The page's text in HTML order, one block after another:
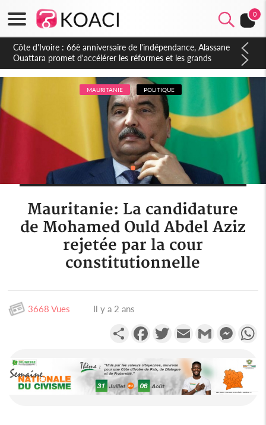
0
Côte d'Ivoire : À Abidjan, Amadou Oury Bah admire le modèle
ivoirien et veut s'en inspirer pour accélérer le développement
de la Guinée
MAURITANIE POLITIQUE
Mauritanie: La candidature
de Mohamed Ould Abdel Aziz
rejetée par la cour
constitutionnelle
3668 Vues Il y a 2 ans
PartagerFacebookTwitterEmail Gmail